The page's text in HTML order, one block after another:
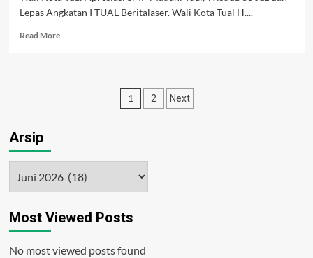
Lepas Angkatan I TUAL Beritalaser. Wali Kota Tual H....
Read MoreRead
30
Juz
Lepas
I
Paginasi
1 2 Next
Arsip
Most Viewed Posts
No most viewed posts found